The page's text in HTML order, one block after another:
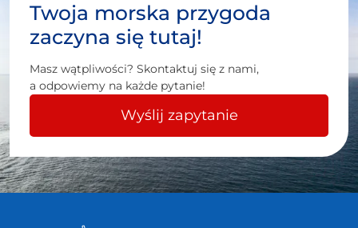
Twoja morska przygoda
zaczyna się tutaj!
Masz wątpliwości? Skontaktuj się z nami,
a odpowiemy na każde pytanie!
Wyślij zapytanie